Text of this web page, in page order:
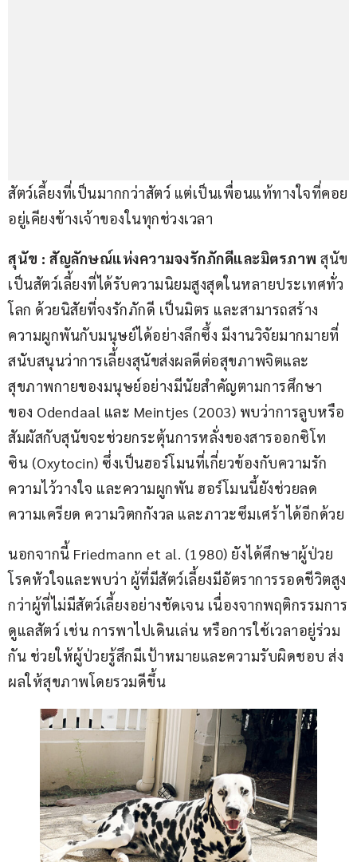
สัตว์เลี้ยงที่เป็นมากกว่าสัตว์ แต่เป็นเพื่อนแท้ทางใจที่คอย
อยู่เคียงข้างเจ้าของในทุกช่วงเวลา
สุนัข : สัญลักษณ์แห่งความจงรักภักดีและมิตรภาพ สุนัข
เป็นสัตว์เลี้ยงที่ได้รับความนิยมสูงสุดในหลายประเทศทั่ว
โลก ด้วยนิสัยที่จงรักภักดี เป็นมิตร และสามารถสร้าง
ความผูกพันกับมนุษย์ได้อย่างลึกซึ้ง มีงานวิจัยมากมายที่
สนับสนุนว่าการเลี้ยงสุนัขส่งผลดีต่อสุขภาพจิตและ
สุขภาพกายของมนุษย์อย่างมีนัยสำคัญตามการศึกษา
ของ Odendaal และ Meintjes (2003) พบว่าการลูบหรือ
สัมผัสกับสุนัขจะช่วยกระตุ้นการหลั่งของสารออกซิโท
ซิน (Oxytocin) ซึ่งเป็นฮอร์โมนที่เกี่ยวข้องกับความรัก
ความไว้วางใจ และความผูกพัน ฮอร์โมนนี้ยังช่วยลด
ความเครียด ความวิตกกังวล และภาวะซึมเศร้าได้อีกด้วย
นอกจากนี้ Friedmann et al. (1980) ยังได้ศึกษาผู้ป่วย
โรคหัวใจและพบว่า ผู้ที่มีสัตว์เลี้ยงมีอัตราการรอดชีวิตสูง
กว่าผู้ที่ไม่มีสัตว์เลี้ยงอย่างชัดเจน เนื่องจากพฤติกรรมการ
ดูแลสัตว์ เช่น การพาไปเดินเล่น หรือการใช้เวลาอยู่ร่วม
กัน ช่วยให้ผู้ป่วยรู้สึกมีเป้าหมายและความรับผิดชอบ ส่ง
ผลให้สุขภาพโดยรวมดีขึ้น